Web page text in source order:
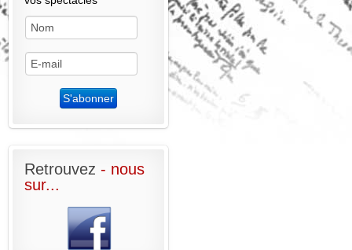
Retrouvez - nous
sur...